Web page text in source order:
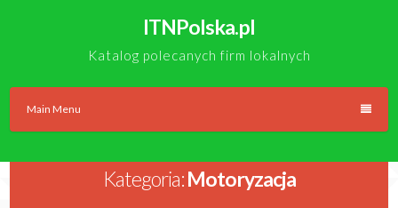
ITNPolska.pl
Katalog polecanych firm lokalnych
Main Menu
Kategoria:Motoryzacja